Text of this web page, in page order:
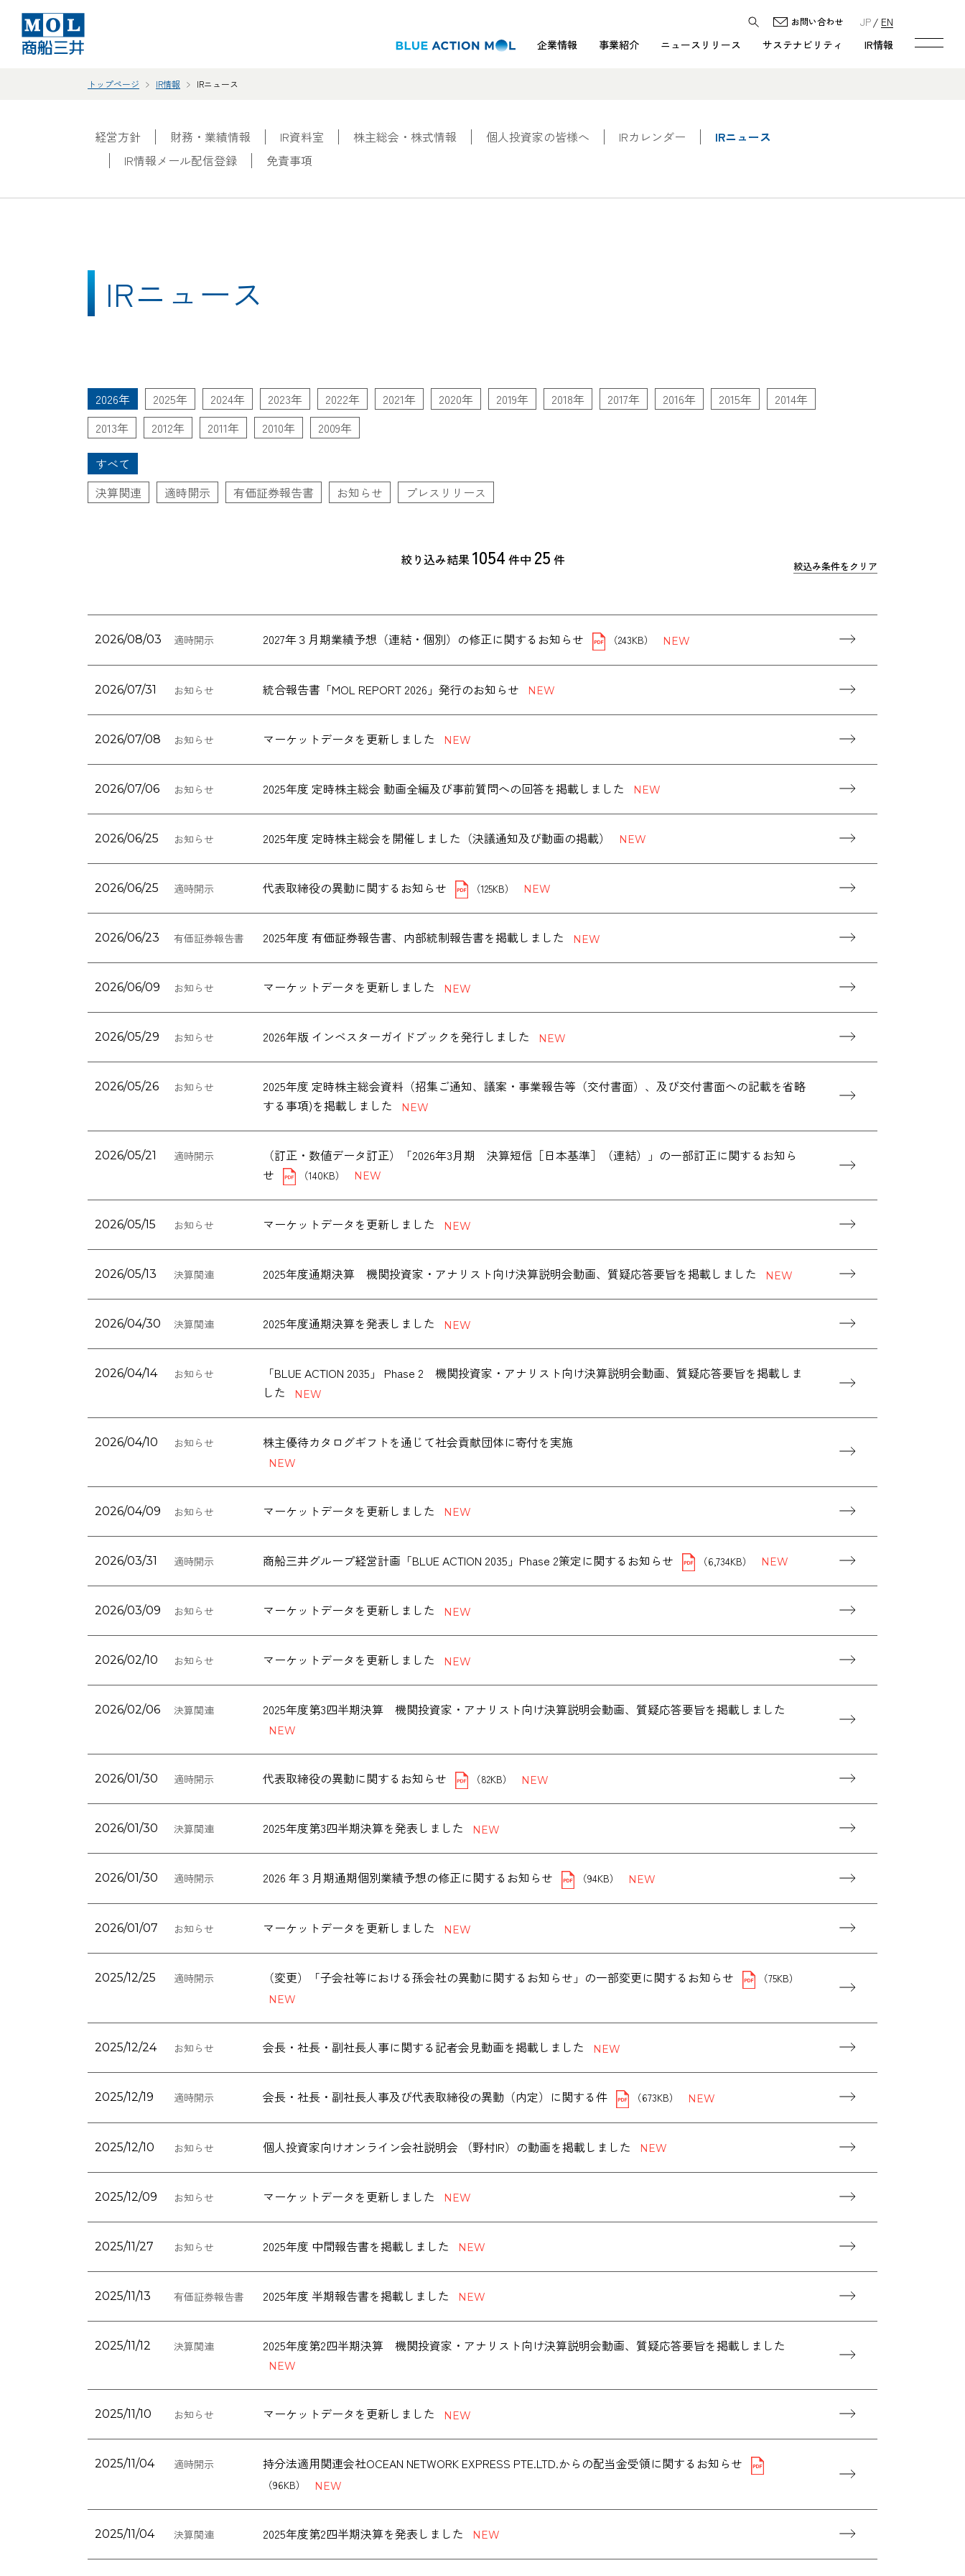
企業情報 事業紹介 ニュースリリース サステナビリティ IR情報
お問い合わせ JP EN
トップページ IR情報 IRニュース
経営方針 財務・業績情報 IR資料室 株主総会・株式情報 個人投資家の皆様へ IRカレンダー
IRニュース
IR情報メール配信登録
免責事項
IRニュース
2026年 2025年 2024年 2023年 2022年 2021年 2020年 2019年 2018年 2017年 2016年 2015年
2014年
2013年
2012年 2011年 2010年 2009年
すべて
決算関連
適時開示 有価証券報告書 お知らせ プレスリリース
絞込み条件をクリア
絞り込み結果1054 件中 25 件
2026/08/03 適時開示 2027年３月期業績予想（連結・個別）の修正に関するお知らせ （243KB）
2026/07/31 お知らせ 統合報告書「MOL REPORT 2026」発行のお知らせ
2026/07/08 お知らせ マーケットデータを更新しました
2026/07/06 お知らせ 2025年度 定時株主総会 動画全編及び事前質問への回答を掲載しました
2026/06/25 お知らせ 2025年度 定時株主総会を開催しました（決議通知及び動画の掲載）
2026/06/25 適時開示 代表取締役の異動に関するお知らせ （125KB）
2026/06/23 有価証券報告書 2025年度 有価証券報告書、内部統制報告書を掲載しました
2026/06/09 お知らせ マーケットデータを更新しました
2026/05/29 お知らせ 2026年版 インベスターガイドブックを発行しました
2026/05/26 お知らせ
2025年度 定時株主総会資料（招集ご通知、議案・事業報告等（交付書面）、及び交付書面への記載を省略
する事項)を掲載しました
2026/05/21 適時開示
（訂正・数値データ訂正）「2026年3月期 決算短信［日本基準］（連結）」の一部訂正に関するお知ら
せ
（140KB）
2026/05/15 お知らせ マーケットデータを更新しました
2026/05/13 決算関連 2025年度通期決算 機関投資家・アナリスト向け決算説明会動画、質疑応答要旨を掲載しました
2026/04/30 決算関連 2025年度通期決算を発表しました
2026/04/14 お知らせ
「BLUE ACTION 2035」 Phase 2 機関投資家・アナリスト向け決算説明会動画、質疑応答要旨を掲載しま
した
2026/04/10 お知らせ
2026/04/09 お知らせ マーケットデータを更新しました
2026/03/31 適時開示 商船三井グループ経営計画「BLUE ACTION 2035」Phase 2策定に関するお知らせ （6,734KB）
2026/03/09 お知らせ マーケットデータを更新しました
2026/02/10 お知らせ マーケットデータを更新しました
2026/02/06 決算関連 2025年度第3四半期決算 機関投資家・アナリスト向け決算説明会動画、質疑応答要旨を掲載しました
2026/01/30 適時開示 代表取締役の異動に関するお知らせ （82KB）
2026/01/30 決算関連 2025年度第3四半期決算を発表しました
2026/01/30 適時開示 2026 年３月期通期個別業績予想の修正に関するお知らせ （94KB）
2026/01/07 お知らせ マーケットデータを更新しました
2025/12/25 適時開示 （変更）「子会社等における孫会社の異動に関するお知らせ」の一部変更に関するお知らせ （75KB）
2025/12/24 お知らせ 会長・社長・副社長人事に関する記者会見動画を掲載しました
2025/12/19 適時開示 会長・社長・副社長人事及び代表取締役の異動（内定）に関する件 （673KB）
2025/12/10 お知らせ 個人投資家向けオンライン会社説明会 （野村IR）の動画を掲載しました
2025/12/09 お知らせ マーケットデータを更新しました
2025/11/27 お知らせ 2025年度 中間報告書を掲載しました
2025/11/13 有価証券報告書 2025年度 半期報告書を掲載しました
2025/11/12 決算関連 2025年度第2四半期決算 機関投資家・アナリスト向け決算説明会動画、質疑応答要旨を掲載しました
2025/11/10 お知らせ マーケットデータを更新しました
2025/11/04 適時開示 持分法適用関連会社OCEAN NETWORK EXPRESS PTE.LTD.からの配当金受領に関するお知らせ
（96KB）
2025/11/04 決算関連 2025年度第2四半期決算を発表しました